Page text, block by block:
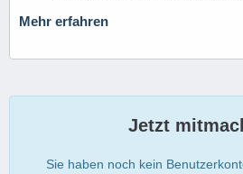
Mehr erfahren
Jetzt
Sie haben noch kein